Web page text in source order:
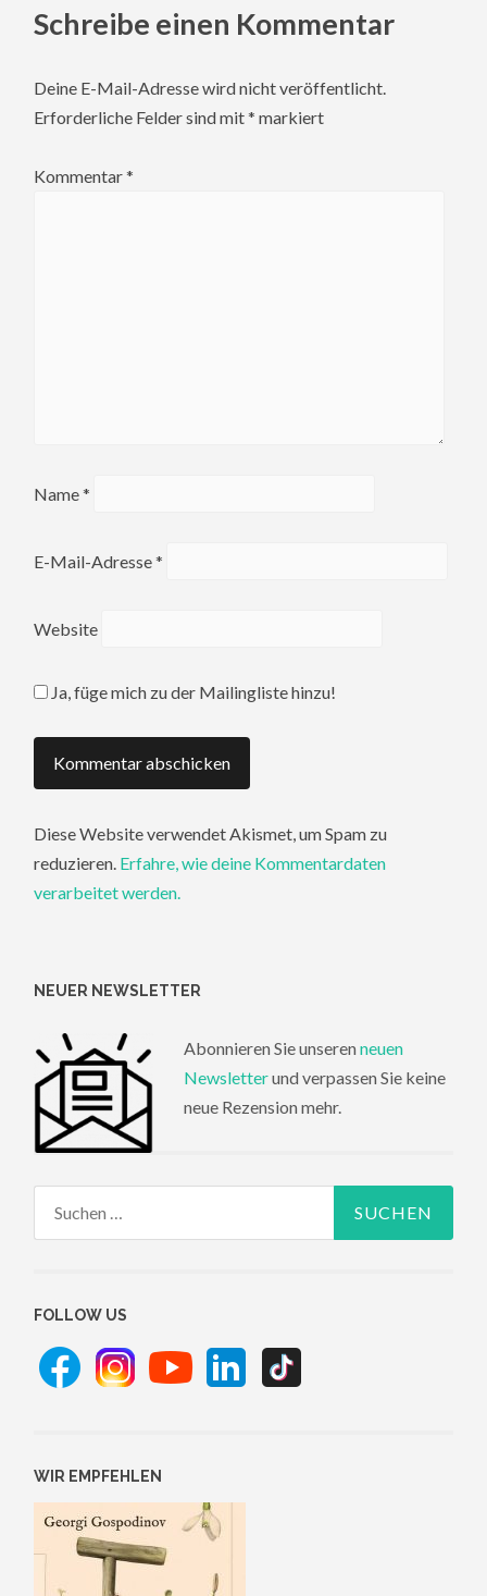
Schreibe einen Kommentar
Deine E-Mail-Adresse wird nicht veröffentlicht.
Erforderliche Felder sind mit* markiert
Kommentar*
Name*
E-Mail-Adresse*
Website
Ja, füge mich zu der Mailingliste hinzu!
Diese Website verwendet Akismet, um Spam zu
reduzieren. Erfahre, wie deine Kommentardaten
verarbeitet werden.
NEUER NEWSLETTER
Abonnieren Sie unseren neuen
Newsletterund verpassen Sie keine
neue Rezension mehr.
FOLLOW US
WIR EMPFEHLEN